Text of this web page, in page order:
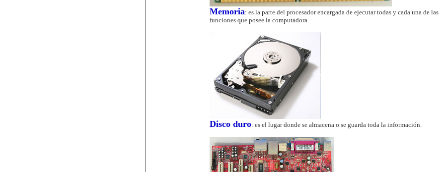
Memoria: es la parte del procesador encargada de ejecutar todas y cada una de las
funciones que posee la computadora.
Disco duro: es el lugar donde se almacena o se guarda toda la información.